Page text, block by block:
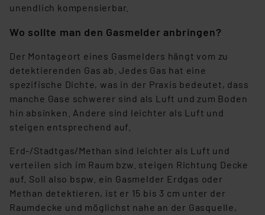
unendlich kompensierbar.
Wo sollte man den Gasmelder anbringen?
Der Montageort eines Gasmelders hängt vom zu
detektierenden Gas ab. Jedes Gas hat eine
spezifische Dichte, was in der Praxis bedeutet, dass
manche Gase schwerer sind als Luft und zum Boden
hin absinken. Andere sind leichter als Luft und
steigen entsprechend auf.
Erd-/Stadtgas/Methan sind leichter als Luft und
verteilen sich im Raum bzw. steigen Richtung Decke
auf. Soll also bspw. ein Gasmelder Erdgas oder
Methan detektieren, ist er 15 bis 3 cm unter der
Raumdecke und möglichst nahe an der Gasquelle,